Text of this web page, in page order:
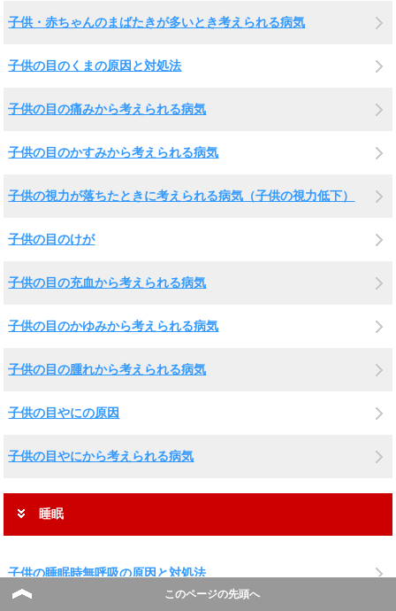
子供・赤ちゃんのまばたきが多いとき考えられる病気
子供の目のくまの原因と対処法
子供の目の痛みから考えられる病気
子供の目のかすみから考えられる病気
子供の視力が落ちたときに考えられる病気（子供の視力低下）
子供の目のけが
子供の目の充血から考えられる病気
子供の目のかゆみから考えられる病気
子供の目の腫れから考えられる病気
子供の目やにの原因
子供の目やにから考えられる病気
睡眠
子供の睡眠時無呼吸の原因と対処法
このページの先頭へ